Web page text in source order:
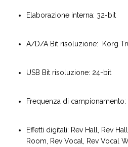
Elaborazione interna: 32-bit
A/D/A Bit risoluzione: Korg
USB Bit risoluzione: 24-bit
Frequenza di campionamento:
Effetti digitali: Rev Hall, Rev
Room, Rev Vocal, Rev Vocal